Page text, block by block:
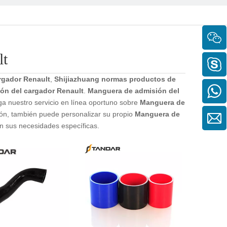
Renault Shijiazhuang normas productos de
del cargador Renault. Manguera de admisión del
nuestro servicio en línea oportuno sobre Manguera de
también puede personalizar su propio Manguera de
sus necesidades específicas.